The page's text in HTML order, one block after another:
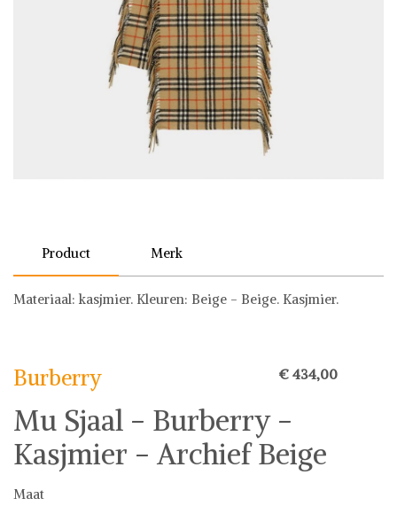
Product Merk
Materiaal: kasjmier. Kleuren: Beige - Beige. Kasjmier.
Burberry € 434,00
Mu Sjaal - Burberry -
Kasjmier - Archief Beige
Maat